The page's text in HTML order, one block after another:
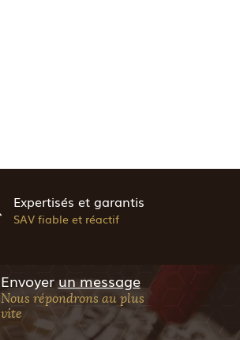
Expertisés et garantis
SAV fiable et réactif
Envoyer un message
Nous répondrons au plus
vite